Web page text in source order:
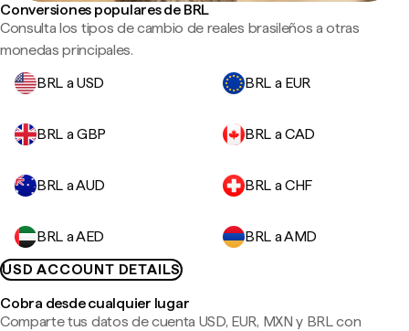
Conversiones populares de BRL
Consulta los tipos de cambio de reales brasileños a otras
monedas principales.
BRL a USD
BRL a EUR
BRL a GBP BRL a CAD
BRL a AUD BRL a CHF
BRL a AED
BRL a AMD
USD ACCOUNT DETAILS
Cobra desde cualquier lugar
Comparte tus datos de cuenta USD, EUR, MXN y BRL con